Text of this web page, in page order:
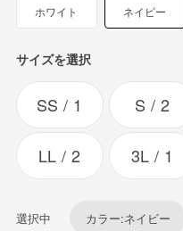
ホワイト ネイビー
サイズを選択
SS 1 S 2
LL 2 3L 1
選択中 カラー:ネイビー